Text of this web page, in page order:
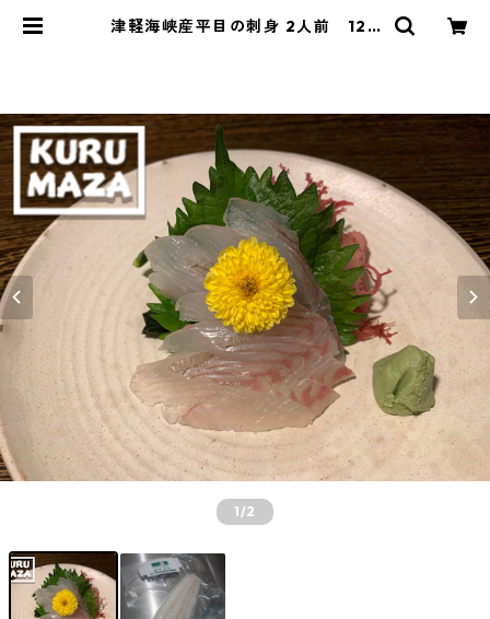
津軽海峡産平目の刺身 2人前 120
1/2